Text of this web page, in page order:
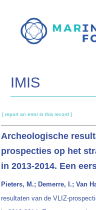
main
IMIS
[ report an error in this record ]
Archeologische
prospecties op het
in 2013-2014. Een
Pieters, M.; Demerre, I.; Van
resultaten van de VLIZ-